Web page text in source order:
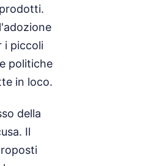
i piccoli
politiche
in loco.
della
Il